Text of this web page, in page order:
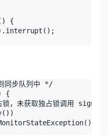
{
同步队列中 */
{
，未获取独占锁调用 signal